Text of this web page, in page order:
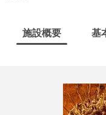
施設概要 基